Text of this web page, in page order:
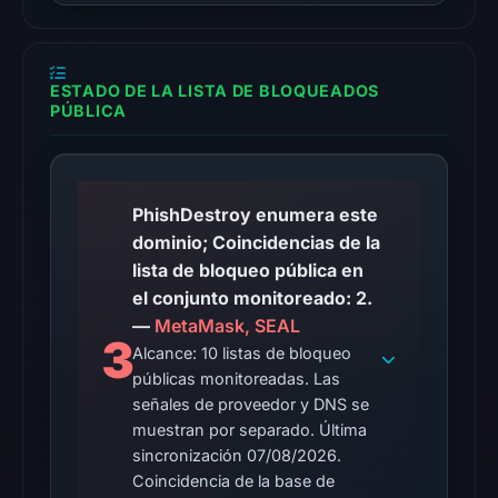
latest
returned
502
on
Aug
5,
2026
at
23:04
UTC,
so
content
was
ESTADO DE LA LISTA DE BLOQUEADOS
PÚBLICA
3
PhishDestroy enumera este
dominio; Coincidencias de la
lista de bloqueo pública en
el conjunto monitoreado: 2.
— MetaMask, SEAL
Alcance: 10 listas de bloqueo
públicas monitoreadas. Las
señales de proveedor y DNS se
muestran por separado. Última
sincronización 07/08/2026.
Coincidencia de la base de